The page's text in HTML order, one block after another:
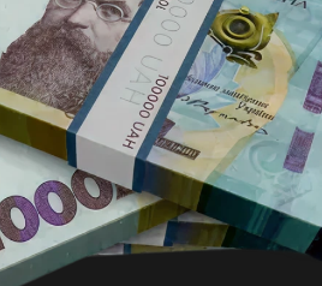
спокій та здатність
Вогнева підготовка:
точного та швидкого
Тактична підготовка:
до дорожньо-
Юридична підготовка:
порядок дій у
Кожен член команди інкасації
оперативним центром та